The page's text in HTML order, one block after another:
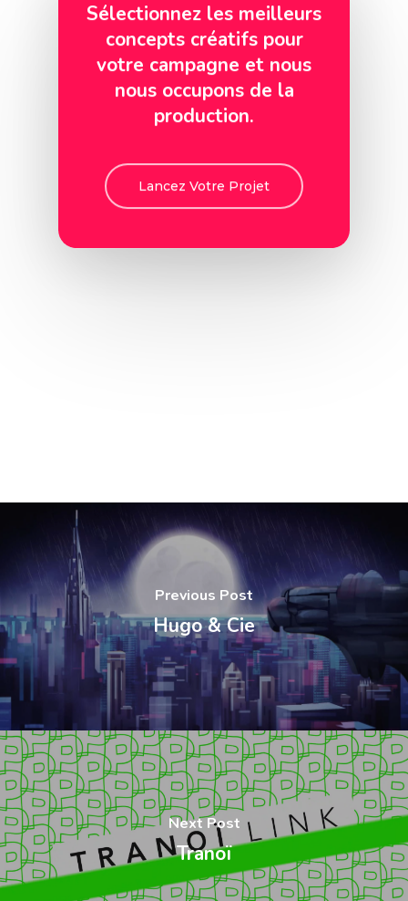
Sélectionnez les meilleurs
concepts créatifs pour
votre campagne et nous
nous occupons de la
production.
Lancez Votre Projet
Previous Post
Hugo & Cie
Next Post
Tranoï